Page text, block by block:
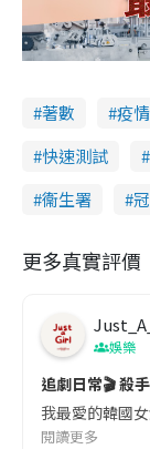
著數 疫情
快速測試
衞生署
更多真實評價
娛樂
追劇日常🎬 殺
我最愛的韓國
閱讀更多